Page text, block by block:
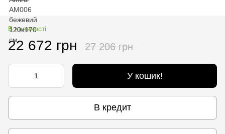
В наявності
22 672 грн 27 206 грн
У кошик!
В кредит